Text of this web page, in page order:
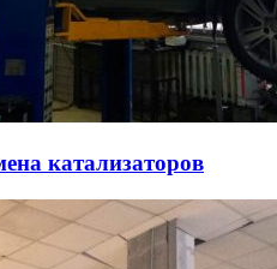
катализаторов